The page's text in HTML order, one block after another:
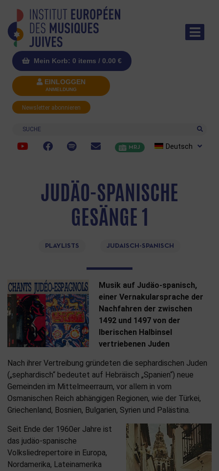
Mein Korb: 0 items / 0.00 €
EINLOGGEN
ANMELDUNG
Newsletter abonnieren
Suche
MRJ Deutsch
JUDÄO-SPANISCHE
GESÄNGE 1
PLAYLISTS JUDAISCH-SPANISCH
Musik auf Judäo-spanisch,
einer Vernakularsprache der
Nachfahren der zwischen
1492 und 1497 von der
Iberischen Halbinsel
vertriebenen Juden
Nach ihrer Vertreibung gründeten die sephardischen Juden
(„sephardisch“ bedeutet auf Hebräisch „Spanien“) neue
Gemeinden im Mittelmeerraum, vor allem in vom
Osmanischen Reich abhängigen Regionen, wie der Türkei,
Griechenland, Bosnien, Bulgarien, Syrien und Palästina.
Seit Ende der 1960er Jahre ist
das judäo-spanische
Volksliedrepertoire in Europa,
Nordamerika, Lateinamerika